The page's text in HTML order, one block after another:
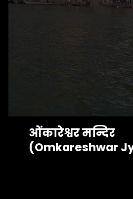
ओंकारेश्वर मन्दिर
(Omkareshwar